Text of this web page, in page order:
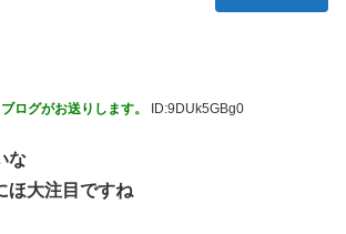
ログがお送りします。 ID:9DUk5GBg0
な
ほ大注目ですね